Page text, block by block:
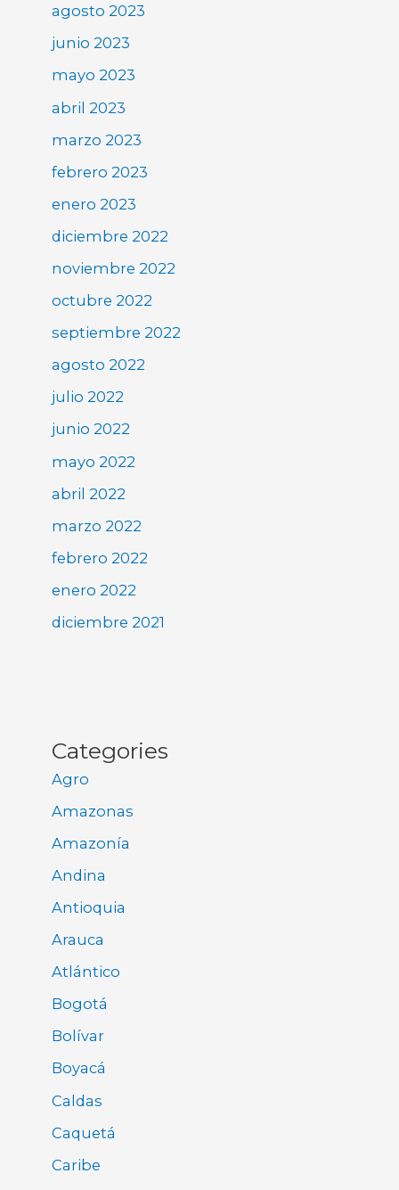
agosto 2023
junio 2023
mayo 2023
abril 2023
marzo 2023
febrero 2023
enero 2023
diciembre 2022
noviembre 2022
octubre 2022
septiembre 2022
agosto 2022
julio 2022
junio 2022
mayo 2022
abril 2022
marzo 2022
febrero 2022
enero 2022
diciembre 2021
Categories
Agro
Amazonas
Amazonía
Andina
Antioquia
Arauca
Atlántico
Bogotá
Bolívar
Boyacá
Caldas
Caquetá
Caribe